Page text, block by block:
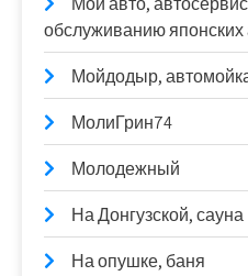
обслуживанию
Мойдодыр,
МолиГрин74
Молодежный
На Донгузской, сауна
На опушке, баня